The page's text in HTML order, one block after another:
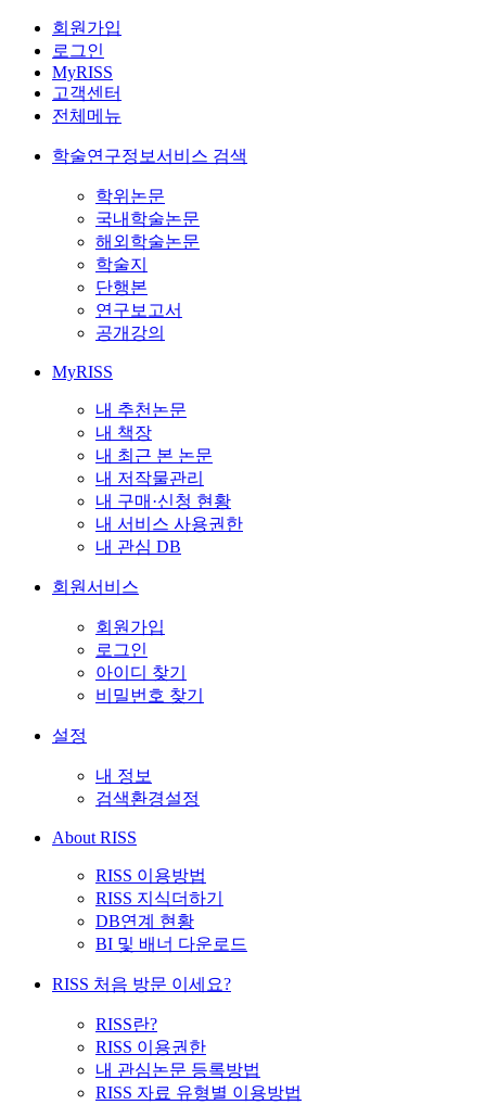
회원가입
로그인
MyRISS
고객센터
전체메뉴
학술연구정보서비스 검색
학위논문
국내학술논문
해외학술논문
학술지
단행본
연구보고서
공개강의
MyRISS
내 추천논문
내 책장
내 최근 본 논문
내 저작물관리
내 구매·신청 현황
내 서비스 사용권한
내 관심 DB
회원서비스
회원가입
로그인
아이디 찾기
비밀번호 찾기
설정
내 정보
검색환경설정
About RISS
RISS 이용방법
RISS 지식더하기
DB연계 현황
BI 및 배너 다운로드
RISS 처음 방문 이세요?
RISS란?
RISS 이용권한
내 관심논문 등록방법
RISS 자료 유형별 이용방법